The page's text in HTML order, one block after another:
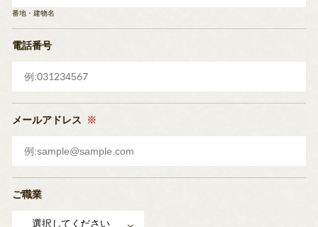
番地・建物名
電話番号
メールアドレス ※
ご職業